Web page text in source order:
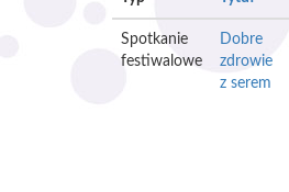
Spotkanie
festiwalowe
Dobre
zdrowie
z serem